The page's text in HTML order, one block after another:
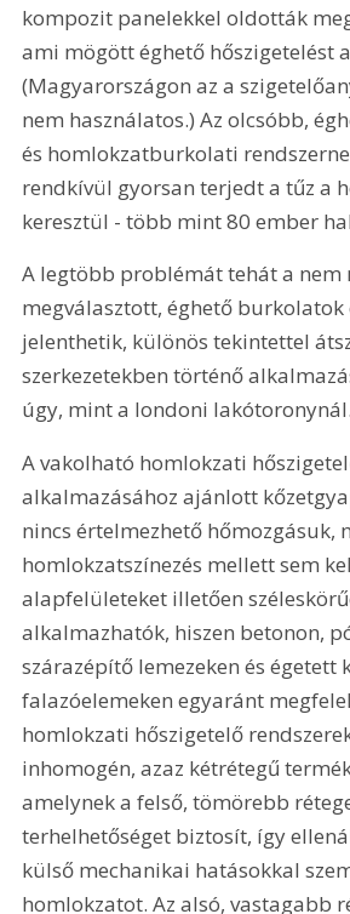
kompozit panelekkel oldották
ami mögött éghető hőszigetelést
(Magyarországon az a
nem használatos.) Az olcsóbb,
és homlokzatburkolati
rendkívül gyorsan terjedt a tűz a
keresztül - több mint 80 ember
A legtöbb problémát tehát a nem
megválasztott, éghető burkolatok
jelenthetik, különös tekintettel
szerkezetekben történő
úgy, mint a londoni lakótoronynál.
A vakolható homlokzati
alkalmazásához ajánlott
nincs értelmezhető hőmozgásuk,
homlokzatszínezés mellett sem
alapfelületeket illetően
alkalmazhatók, hiszen betonon,
szárazépítő lemezeken és égetett
falazóelemeken egyaránt
homlokzati hőszigetelő
inhomogén, azaz kétrétegű
amelynek a felső, tömörebb
terhelhetőséget biztosít, így
külső mechanikai hatásokkal
homlokzatot. Az alsó, vastagabb